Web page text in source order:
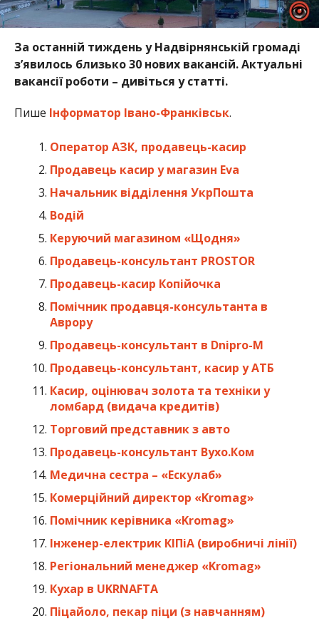
За останній тиждень у Надвірнянській громаді
зʼявилось близько 30 нових вакансій. Актуальні
вакансії роботи – дивіться у статті.
Пише Інформатор Івано-Франківськ.
Оператор АЗК, продавець-касир
Продавець касир у магазин Eva
Начальник відділення УкрПошта
Водій
Керуючий магазином «Щодня»
Продавець-консультант PROSTOR
Продавець-касир Копійочка
Помічник продавця-консультанта в
Аврору
Продавець-консультант в Dnipro-M
Продавець-консультант, касир у АТБ
Касир, оцінювач золота та техніки у
ломбард (видача кредитів)
Торговий представник з авто
Продавець-консультант Вухо.Ком
Медична сестра – «Ескулаб»
Комерційний директор «Kromag»
Помічник керівника «Kromag»
Інженер-електрик КІПіА (виробничі лінії)
Регіональний менеджер «Kromag»
Кухар в UKRNAFTA
Піцайоло, пекар піци (з навчанням)